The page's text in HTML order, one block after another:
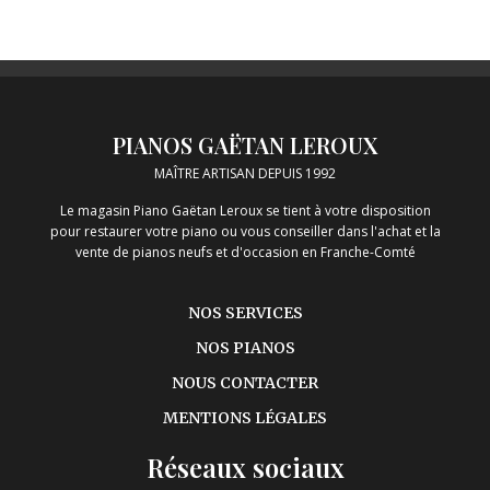
PIANOS GAËTAN LEROUX
MAÎTRE ARTISAN DEPUIS 1992
Le magasin Piano Gaëtan Leroux se tient à votre disposition
pour restaurer votre piano ou vous conseiller dans l'achat et la
vente de pianos neufs et d'occasion en Franche-Comté
NOS SERVICES
NOS PIANOS
NOUS CONTACTER
MENTIONS LÉGALES
Réseaux sociaux